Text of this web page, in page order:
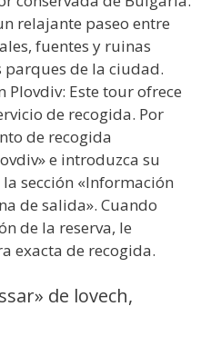
relajante paseo entre
fuentes y ruinas
parques de la ciudad.
Plovdiv: Este tour ofrece
de recogida. Por
de recogida
e introduzca su
sección «Información
de salida». Cuando
de la reserva, le
exacta de recogida.
de lovech,